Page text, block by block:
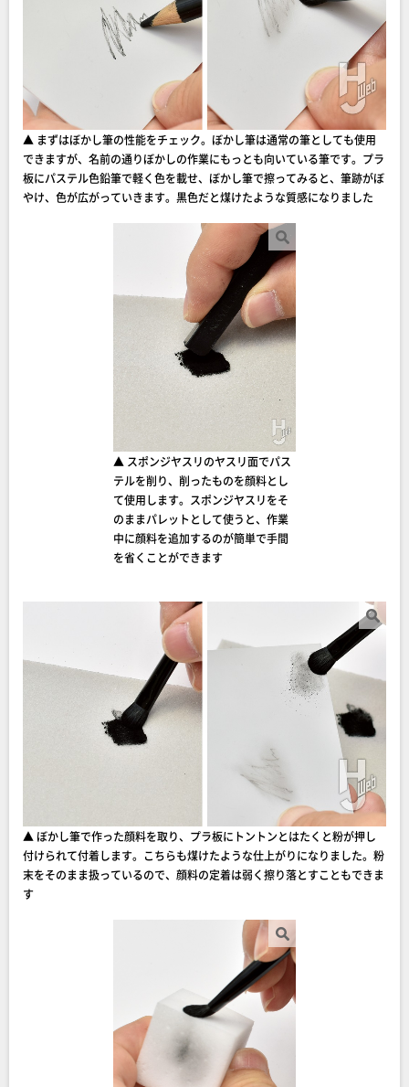
▲ まずはぼかし筆の性能をチェック。ぼかし筆は通常の筆としても使用
できますが、名前の通りぼかしの作業にもっとも向いている筆です。プラ
板にパステル色鉛筆で軽く色を載せ、ぼかし筆で擦ってみると、筆跡がぼ
やけ、色が広がっていきます。黒色だと煤けたような質感になりました
▲ スポンジヤスリのヤスリ面でパス
テルを削り、削ったものを顔料とし
て使用します。スポンジヤスリをそ
のままパレットとして使うと、作業
中に顔料を追加するのが簡単で手間
を省くことができます
▲ ぼかし筆で作った顔料を取り、プラ板にトントンとはたくと粉が押し
付けられて付着します。こちらも煤けたような仕上がりになりました。粉
末をそのまま扱っているので、顔料の定着は弱く擦り落とすこともできま
す